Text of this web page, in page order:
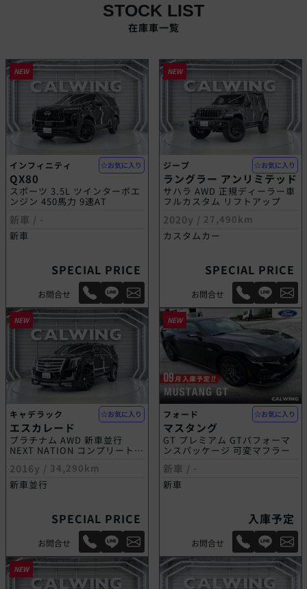
STOCK LIST
在庫車一覧
NEW
お気に入り
インフィニティ
QX80
スポーツ 3.5L ツインターボエ
ンジン 450馬力 9速AT
新車 / -
新車
SPECIAL PRICE
お問合せ
NEW
お気に入り
ジープ
ラングラー アンリミテッド
サハラ AWD 正規ディーラー車
フルカスタム リフトアップ
2020y / 27,490km
カスタムカー
SPECIAL PRICE
お問合せ
NEW
お気に入り
キャデラック
エスカレード
プラチナム AWD 新車並行
NEXT NATION コンプリートモ
2016y / 34,290km
新車並行
SPECIAL PRICE
お問合せ
NEW
お気に入り
フォード
マスタング
GT プレミアム GTパフォーマ
ンスパッケージ 可変マフラー
新車 / -
新車
入庫予定
お問合せ
NEW